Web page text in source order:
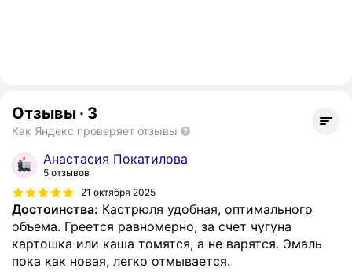
Отзывы · 3
Как Яндекс проверяет отзывы
Анастасия Покатилова
5 отзывов
21 октября 2025
Достоинства: Кастрюля удобная, оптимального
объема. Греется равномерно, за счет чугуна
картошка или каша томятся, а не варятся. Эмаль
пока как новая, легко отмывается.